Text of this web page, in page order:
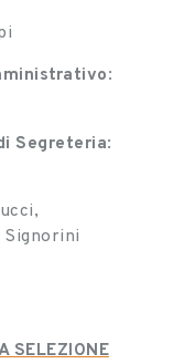
:
Segreteria:
Signorini
SELEZIONE